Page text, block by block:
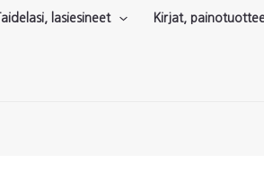
Taidelasi, lasiesineet Kirjat,